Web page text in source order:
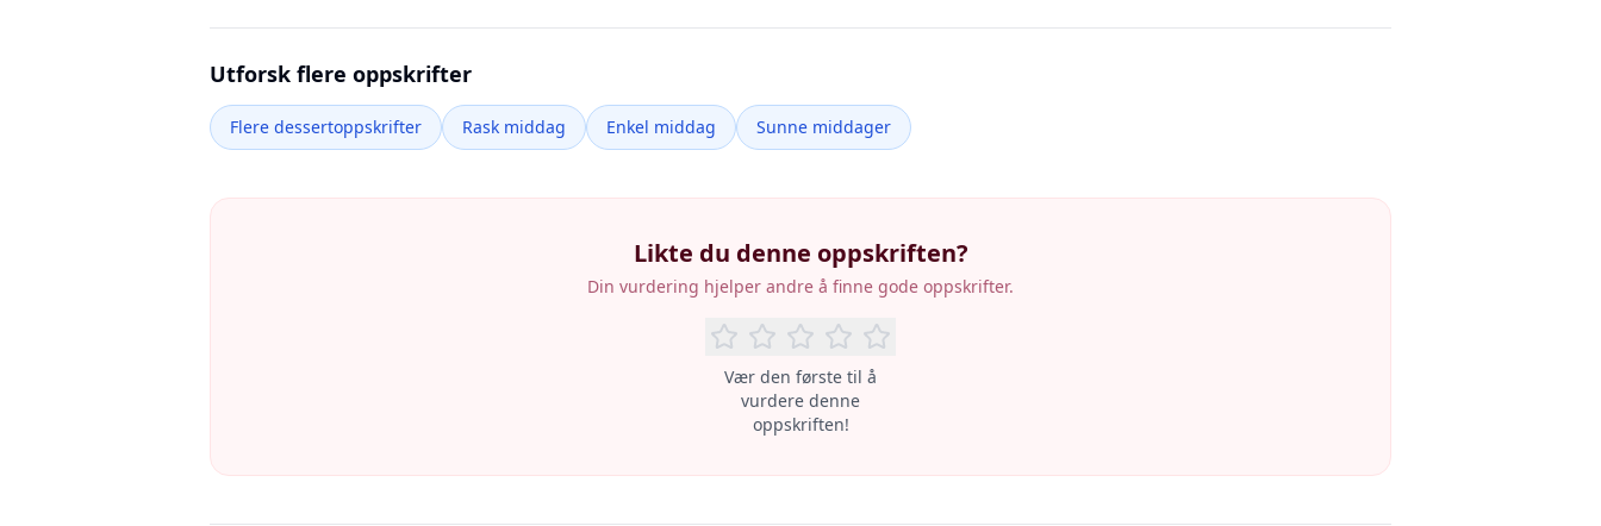
Utforsk flere oppskrifter
Flere dessertoppskrifter Rask middag Enkel middag Sunne middager
Likte du denne oppskriften?
Din vurdering hjelper andre å finne gode oppskrifter.
Vær den første til å
vurdere denne
oppskriften!